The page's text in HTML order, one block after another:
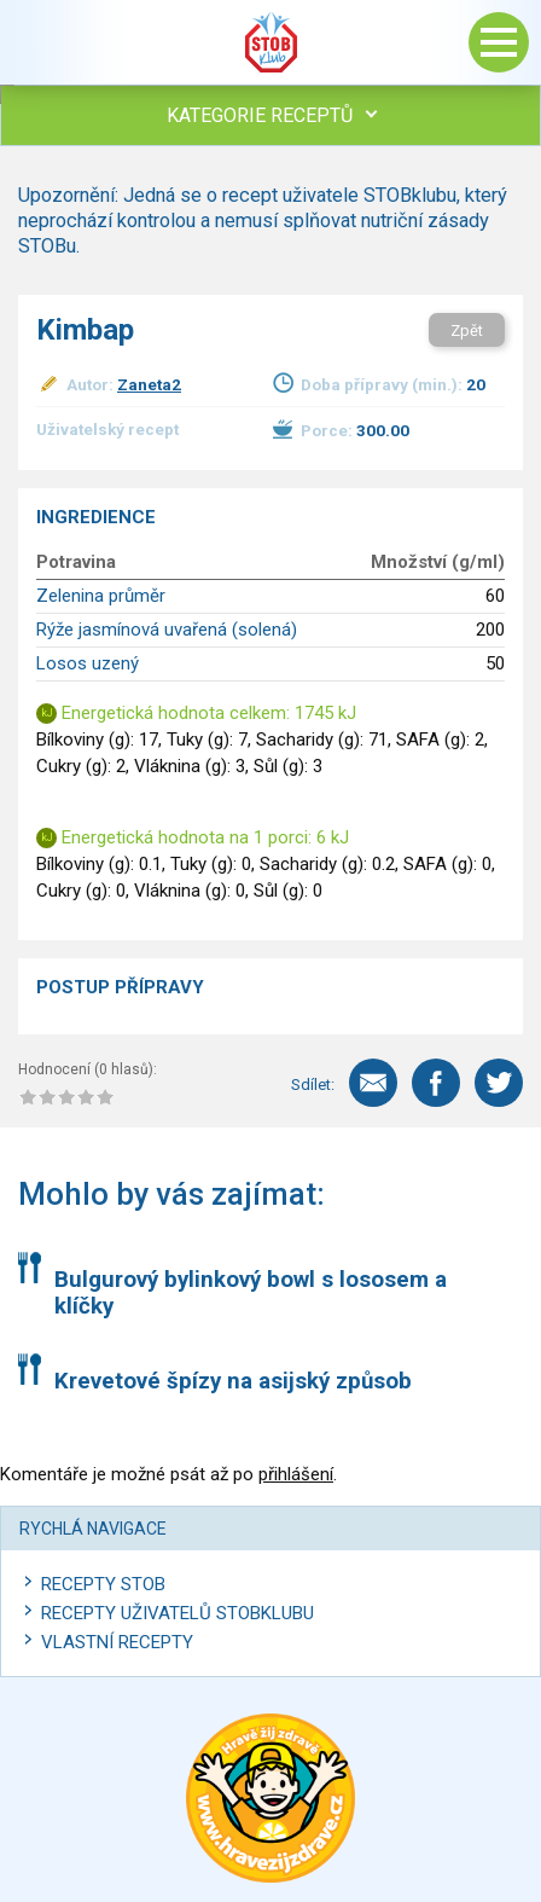
KATEGORIE RECEPTŮ
Polévky
Studená kuchyně
hovězí, telecí
vnitřnosti
Omáčky
Saláty
Sladké pokrmy
Dezerty
Nápoje
Dětské recepty
GLP-1 recepty
Upozornění: Jedná se o recept uživatele STOBklubu, který
neprochází kontrolou a nemusí splňovat nutriční zásady
STOBu.
Kimbap Zpět
Autor: Zaneta2 Doba přípravy (min.): 20
Uživatelský recept Porce: 300.00
INGREDIENCE
Potravina
Množství (g/ml)
Zelenina průměr
60
Rýže jasmínová uvařená (solená)
200
Losos uzený
50
Energetická hodnota celkem: 1745 kJ
Bílkoviny (g): 17, Tuky (g): 7, Sacharidy (g): 71, SAFA (g): 2,
Cukry (g): 2, Vláknina (g): 3, Sůl (g): 3
Energetická hodnota na 1 porci: 6 kJ
Bílkoviny (g): 0.1, Tuky (g): 0, Sacharidy (g): 0.2, SAFA (g): 0,
Cukry (g): 0, Vláknina (g): 0, Sůl (g): 0
POSTUP PŘÍPRAVY
Hodnocení (0 hlasů):
Sdílet:
Mohlo by vás zajímat:
Bulgurový bylinkový bowl s lososem a
klíčky
Krevetové špízy na asijský způsob
Komentáře je možné psát až po přihlášení.
RYCHLÁ NAVIGACE
RECEPTY STOB
RECEPTY UŽIVATELŮ STOBKLUBU
VLASTNÍ RECEPTY